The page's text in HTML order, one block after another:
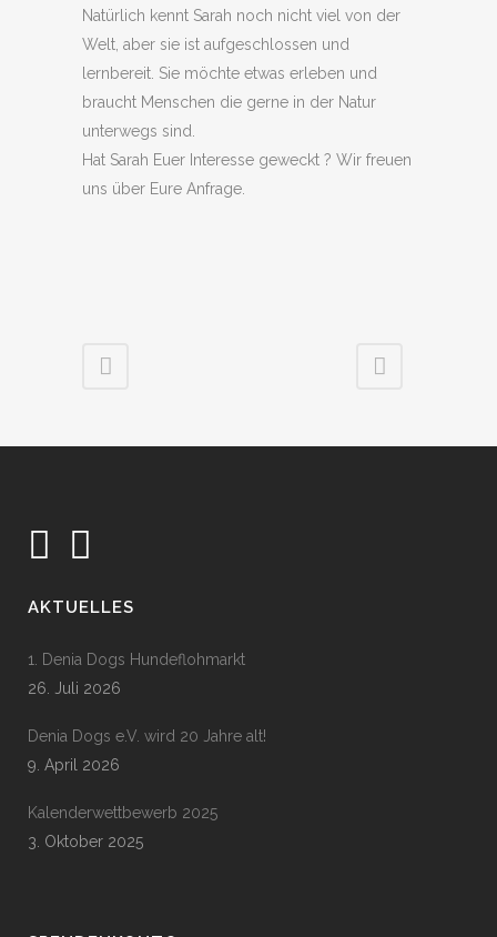
Natürlich kennt Sarah noch nicht viel von der
Welt, aber sie ist aufgeschlossen und
lernbereit. Sie möchte etwas erleben und
braucht Menschen die gerne in der Natur
unterwegs sind.
Hat Sarah Euer Interesse geweckt ? Wir freuen
uns über Eure Anfrage.
AKTUELLES
1. Denia Dogs Hundeflohmarkt
26. Juli 2026
Denia Dogs e.V. wird 20 Jahre alt!
9. April 2026
Kalenderwettbewerb 2025
3. Oktober 2025